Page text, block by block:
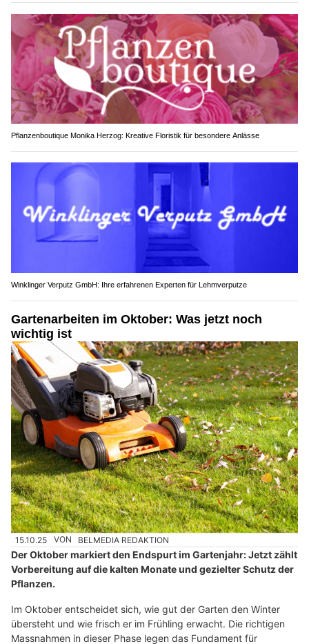
Pflanzenboutique Monika Herzog: Kreative Floristik für besondere Anlässe
Winklinger Verputz GmbH: Ihre erfahrenen Experten für Lehmverputze
Gartenarbeiten im Oktober: Was jetzt noch
wichtig ist
15.10.25 VON BELMEDIA REDAKTION
Der Oktober markiert den Endspurt im Gartenjahr: Jetzt zählt
Vorbereitung auf die kalten Monate und gezielter Schutz der
Pflanzen.
Im Oktober entscheidet sich, wie gut der Garten den Winter
übersteht und wie frisch er im Frühling erwacht. Die richtigen
Massnahmen in dieser Phase legen das Fundament für